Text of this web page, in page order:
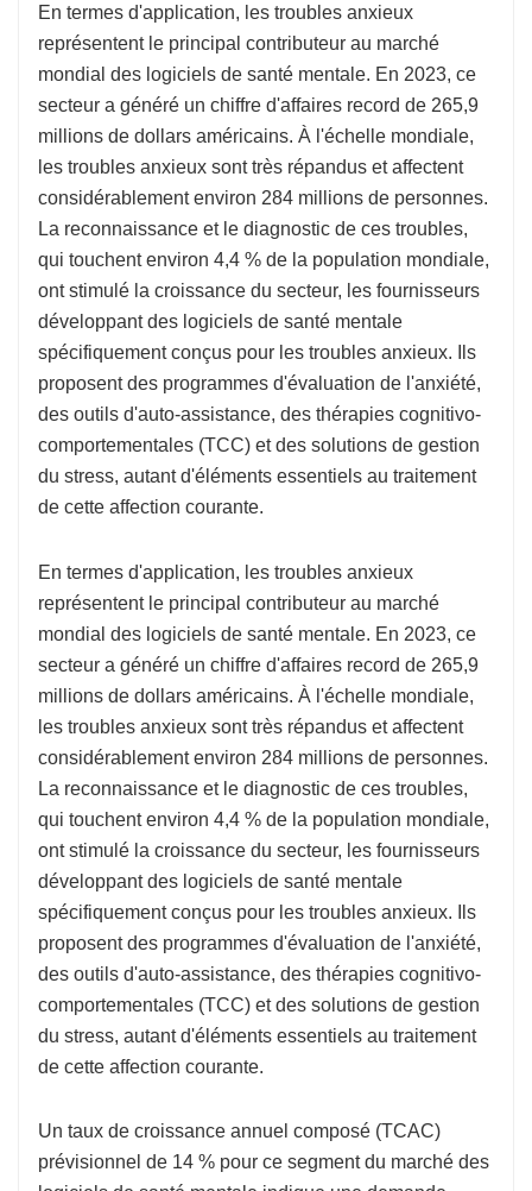
En termes d'application, les troubles anxieux
représentent le principal contributeur au marché
mondial des logiciels de santé mentale. En 2023, ce
secteur a généré un chiffre d'affaires record de 265,9
millions de dollars américains. À l'échelle mondiale,
les troubles anxieux sont très répandus et affectent
considérablement environ 284 millions de personnes.
La reconnaissance et le diagnostic de ces troubles,
qui touchent environ 4,4 % de la population mondiale,
ont stimulé la croissance du secteur, les fournisseurs
développant des logiciels de santé mentale
spécifiquement conçus pour les troubles anxieux. Ils
proposent des programmes d'évaluation de l'anxiété,
des outils d'auto-assistance, des thérapies cognitivo-
comportementales (TCC) et des solutions de gestion
du stress, autant d'éléments essentiels au traitement
de cette affection courante.
En termes d'application, les troubles anxieux
représentent le principal contributeur au marché
mondial des logiciels de santé mentale. En 2023, ce
secteur a généré un chiffre d'affaires record de 265,9
millions de dollars américains. À l'échelle mondiale,
les troubles anxieux sont très répandus et affectent
considérablement environ 284 millions de personnes.
La reconnaissance et le diagnostic de ces troubles,
qui touchent environ 4,4 % de la population mondiale,
ont stimulé la croissance du secteur, les fournisseurs
développant des logiciels de santé mentale
spécifiquement conçus pour les troubles anxieux. Ils
proposent des programmes d'évaluation de l'anxiété,
des outils d'auto-assistance, des thérapies cognitivo-
comportementales (TCC) et des solutions de gestion
du stress, autant d'éléments essentiels au traitement
de cette affection courante.
Un taux de croissance annuel composé (TCAC)
prévisionnel de 14 % pour ce segment du marché des